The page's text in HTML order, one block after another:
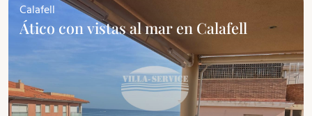
Calafell
Ático con vistas al mar en Calafell